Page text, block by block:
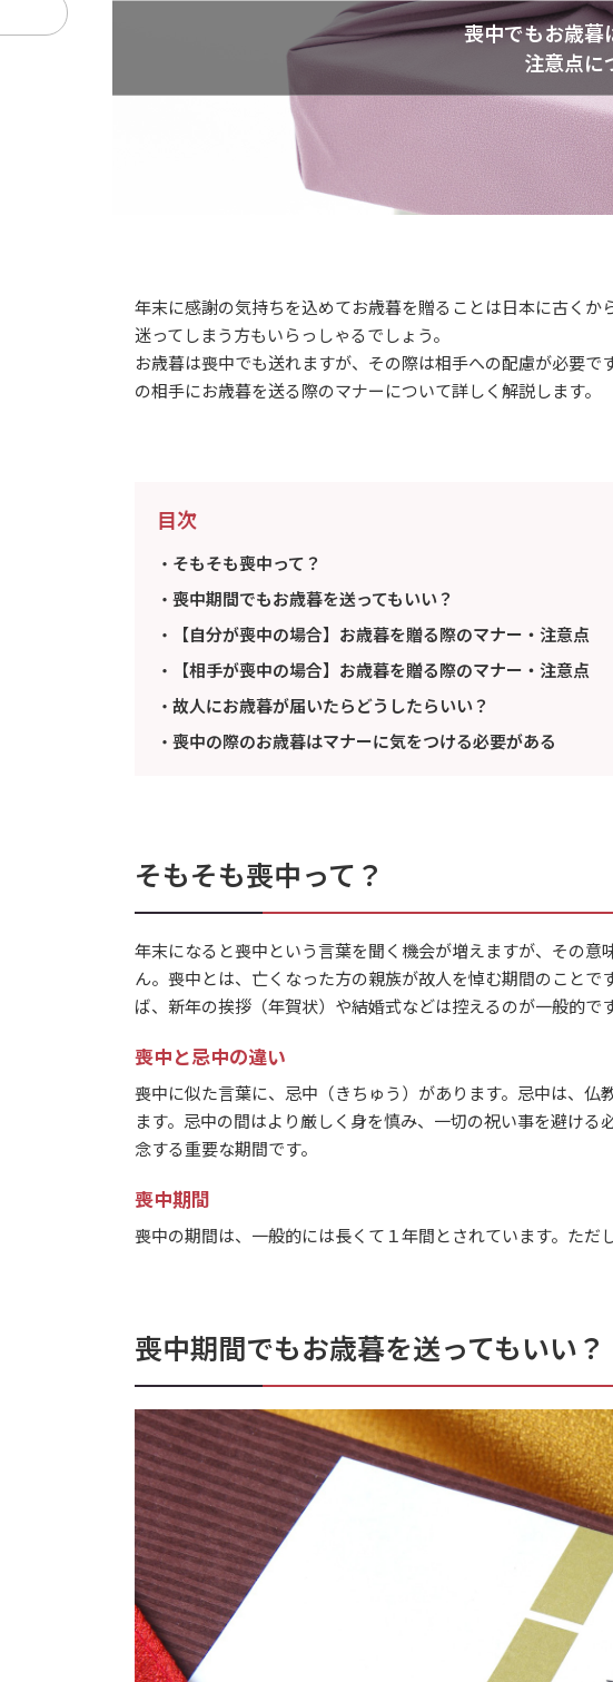
喪中でもお歳暮
注意点に
年末に感謝の気持ちを込めてお歳暮を贈ることは日本に古く
迷ってしまう方もいらっしゃるでしょう。
お歳暮は喪中でも送れますが、その際は相手への配慮が必要
の相手にお歳暮を送る際のマナーについて詳しく解説します。
目次
そもそも喪中って？
喪中期間でもお歳暮を送ってもいい？
【自分が喪中の場合】お歳暮を贈る際のマナー・注意点
【相手が喪中の場合】お歳暮を贈る際のマナー・注意点
故人にお歳暮が届いたらどうしたらいい？
喪中の際のお歳暮はマナーに気をつける必要がある
そもそも喪中って？
年末になると喪中という言葉を聞く機会が増えますが、その
ん。喪中とは、亡くなった方の親族が故人を悼む期間のこと
ば、新年の挨拶（年賀状）や結婚式などは控えるのが一般的です
喪中と忌中の違い
喪中に似た言葉に、忌中（きちゅう）があります。忌中は、
ます。忌中の間はより厳しく身を慎み、一切の祝い事を避け
念する重要な期間です。
喪中期間
喪中の期間は、一般的には長くて１年間とされています。ただ
喪中期間でもお歳暮を送ってもいい？